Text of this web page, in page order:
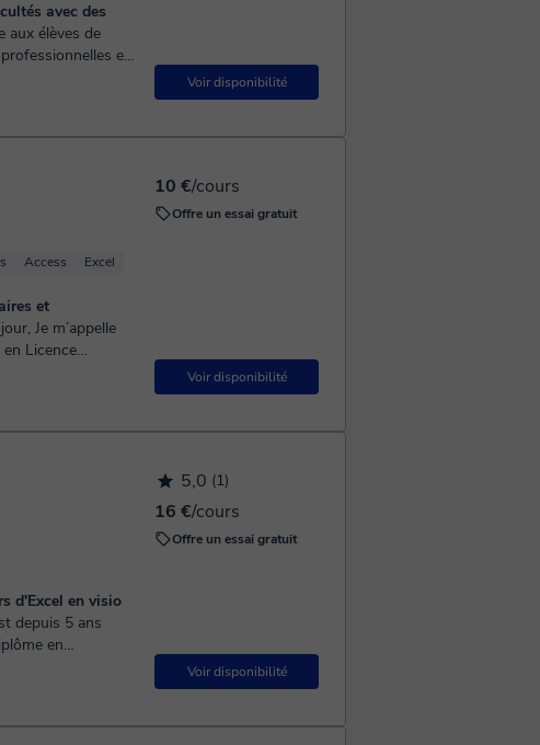
Voir disponibilité
avec des
en
utiles tout au
10 €/cours
Offre un essai gratuit
Voir disponibilité
Access Excel
et
Licence
Sorbonne.
5,0 (1)
16 €/cours
Offre un essai gratuit
Voir disponibilité
d'Excel en visio
en
quotidiennement